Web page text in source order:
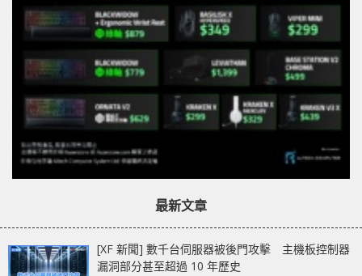
最新文章
[XF 新聞] 數千台伺服器被後門攻擊 主機板控制器
漏洞部分甚至超過 10 年歷史